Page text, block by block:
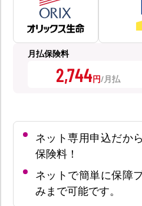
月払保険料
2,744円
ネット専用申込だか
保険料！
ネットで簡単に保障
みまで可能です。